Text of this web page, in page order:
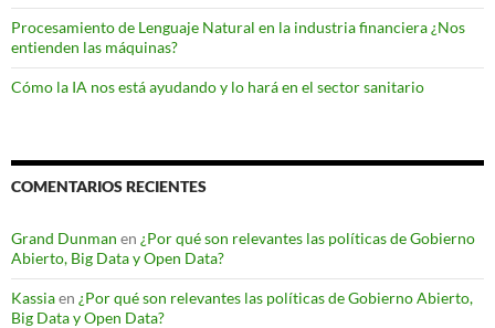
Procesamiento de Lenguaje Natural en la industria financiera ¿Nos
entienden las máquinas?
Cómo la IA nos está ayudando y lo hará en el sector sanitario
COMENTARIOS RECIENTES
Grand Dunman en ¿Por qué son relevantes las políticas de Gobierno
Abierto, Big Data y Open Data?
Kassiaen ¿Por qué son relevantes las políticas de Gobierno Abierto,
Big Data y Open Data?